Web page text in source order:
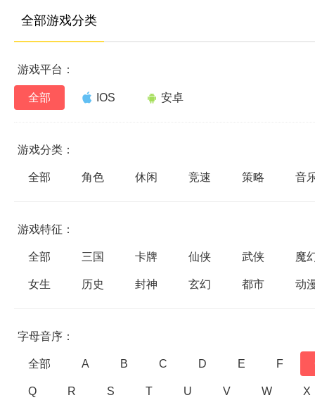
全部游戏分类
游戏平台：
全部 IOS 安卓
游戏分类：
全部 角色 休闲 竞速 策略 音
游戏特征：
全部 三国 卡牌 仙侠 武侠 魔
女生 历史 封神 玄幻 都市 动
字母音序：
全部 A B C D E F
Q R S T U V W X